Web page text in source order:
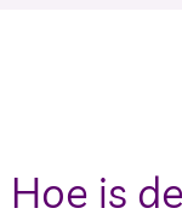
Hoe is